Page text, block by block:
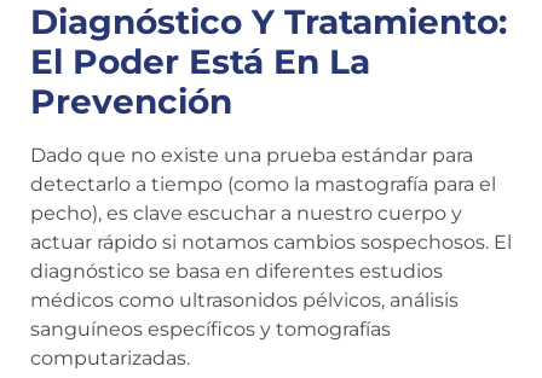
Diagnóstico Y Tratamiento:
El Poder Está En La
Prevención
Dado que no existe una prueba estándar para
detectarlo a tiempo (como la mastografía para el
pecho), es clave escuchar a nuestro cuerpo y
actuar rápido si notamos cambios sospechosos. El
diagnóstico se basa en diferentes estudios
médicos como ultrasonidos pélvicos, análisis
sanguíneos específicos y tomografías
computarizadas.